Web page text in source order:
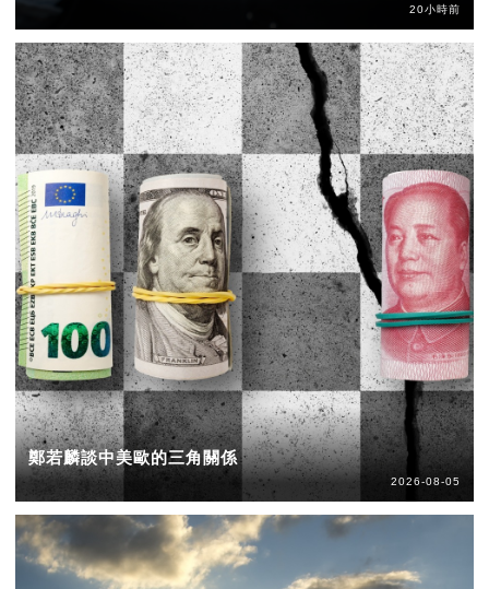
20小時前
鄭若麟談中美歐的三角關係
2026-08-05